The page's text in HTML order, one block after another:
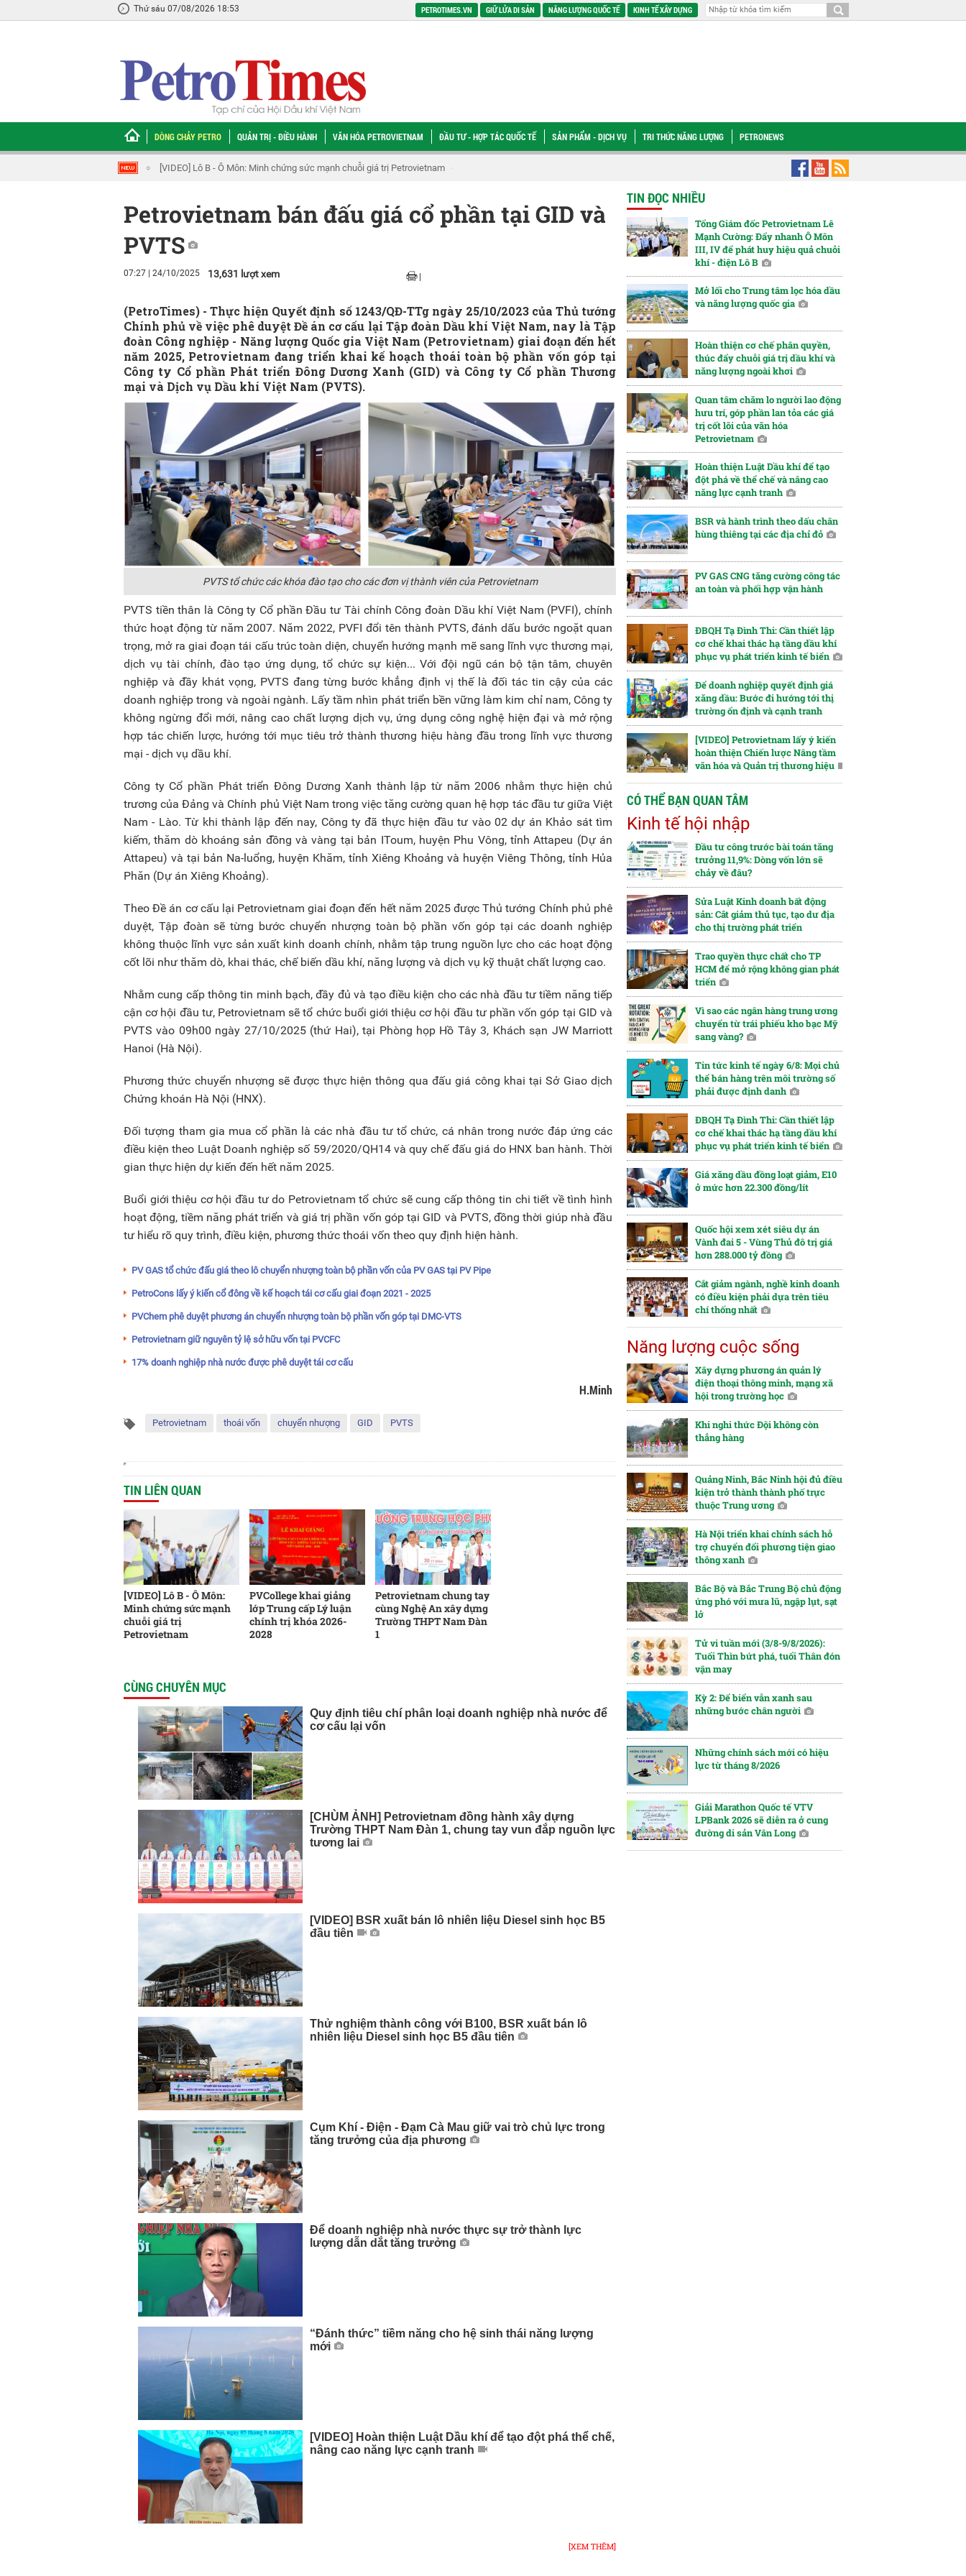
Thứ sáu 07/08/2026 18:53 PETROTIMES.VN GIỮ LỬA DI SẢN NĂNG LƯỢNG QUỐC TẾ KINH TẾ XÂY DỰNG
DÒNG CHẢY PETRO QUẢN TRỊ - ĐIỀU HÀNH VĂN HÓA PETROVIETNAM ĐẦU TƯ - HỢP TÁC QUỐC TẾ SẢN PHẨM - DỊCH VỤ TRI THỨC NĂNG LƯỢNG PETRONEWS
B - Ô Môn: Minh chứng sức mạnh chuỗi giá trị Petrovietnam Quy định tiêu chí phân loại doanh nghiệp nhà nước để cơ cấu lại vốn [CHÙM ẢNH] Petrovietnam đồng hành xây dựng Trường THPT Nam Đàn 1, chung tay vun đắp
Petrovietnam bán đấu giá cổ phần tại GID và
PVTS
07:27 | 24/10/2025 13,631 lượt xem |
(PetroTimes) -Thực hiện Quyết định số 1243/QĐ-TTg ngày 25/10/2023 của Thủ tướng
Chính phủ về việc phê duyệt Đề án cơ cấu lại Tập đoàn Dầu khí Việt Nam, nay là Tập
đoàn Công nghiệp - Năng lượng Quốc gia Việt Nam (Petrovietnam) giai đoạn đến hết
năm 2025, Petrovietnam đang triển khai kế hoạch thoái toàn bộ phần vốn góp tại
Công ty Cổ phần Phát triển Đông Dương Xanh (GID) và Công ty Cổ phần Thương
mại và Dịch vụ Dầu khí Việt Nam (PVTS).
PVTS tổ chức các khóa đào tạo cho các đơn vị thành viên của Petrovietnam
PVTS tiền thân là Công ty Cổ phần Đầu tư Tài chính Công đoàn Dầu khí Việt Nam (PVFI), chính
thức hoạt động từ năm 2007. Năm 2022, PVFI đổi tên thành PVTS, đánh dấu bước ngoặt quan
trọng, mở ra giai đoạn tái cấu trúc toàn diện, chuyển hướng mạnh mẽ sang lĩnh vực thương mại,
dịch vụ tài chính, đào tạo ứng dụng, tổ chức sự kiện... Với đội ngũ cán bộ tận tâm, chuyên
nghiệp và đầy khát vọng, PVTS đang từng bước khẳng định vị thế là đối tác tin cậy của các
doanh nghiệp trong và ngoài ngành. Lấy tầm nhìn phát triển bền vững làm kim chỉ nam, Công ty
không ngừng đổi mới, nâng cao chất lượng dịch vụ, ứng dụng công nghệ hiện đại và mở rộng
hợp tác chiến lược, hướng tới mục tiêu trở thành thương hiệu hàng đầu trong lĩnh vực thương
mại - dịch vụ dầu khí.
Công ty Cổ phần Phát triển Đông Dương Xanh thành lập từ năm 2006 nhằm thực hiện chủ
trương của Đảng và Chính phủ Việt Nam trong việc tăng cường quan hệ hợp tác đầu tư giữa Việt
Nam - Lào. Từ khi thành lập đến nay, Công ty đã thực hiện đầu tư vào 02 dự án Khảo sát tìm
kiếm, thăm dò khoáng sản đồng và vàng tại bản IToum, huyện Phu Vông, tỉnh Attapeu (Dự án
Attapeu) và tại bản Na-luổng, huyện Khăm, tỉnh Xiêng Khoảng và huyện Viêng Thông, tỉnh Hủa
Phăn (Dự án Xiêng Khoảng).
Theo Đề án cơ cấu lại Petrovietnam giai đoạn đến hết năm 2025 được Thủ tướng Chính phủ phê
duyệt, Tập đoàn sẽ từng bước chuyển nhượng toàn bộ phần vốn góp tại các doanh nghiệp
không thuộc lĩnh vực sản xuất kinh doanh chính, nhằm tập trung nguồn lực cho các hoạt động
cốt lõi như thăm dò, khai thác, chế biến dầu khí, năng lượng và dịch vụ kỹ thuật chất lượng cao.
Nhằm cung cấp thông tin minh bạch, đầy đủ và tạo điều kiện cho các nhà đầu tư tiềm năng tiếp
cận cơ hội đầu tư, Petrovietnam sẽ tổ chức buổi giới thiệu cơ hội đầu tư phần vốn góp tại GID và
PVTS vào 09h00 ngày 27/10/2025 (thứ Hai), tại Phòng họp Hồ Tây 3, Khách sạn JW Marriott
Hanoi (Hà Nội).
Phương thức chuyển nhượng sẽ được thực hiện thông qua đấu giá công khai tại Sở Giao dịch
Chứng khoán Hà Nội (HNX).
Đối tượng tham gia mua cổ phần là các nhà đầu tư tổ chức, cá nhân trong nước đáp ứng các
điều kiện theo Luật Doanh nghiệp số 59/2020/QH14 và quy chế đấu giá do HNX ban hành. Thời
gian thực hiện dự kiến đến hết năm 2025.
Buổi giới thiệu cơ hội đầu tư do Petrovietnam tổ chức sẽ cung cấp thông tin chi tiết về tình hình
hoạt động, tiềm năng phát triển và giá trị phần vốn góp tại GID và PVTS, đồng thời giúp nhà đầu
tư hiểu rõ quy trình, điều kiện, phương thức thoái vốn theo quy định hiện hành.
PV GAS tổ chức đấu giá theo lô chuyển nhượng toàn bộ phần vốn của PV GAS tại PV Pipe
PetroCons lấy ý kiến cổ đông về kế hoạch tái cơ cấu giai đoạn 2021 - 2025
PVChem phê duyệt phương án chuyển nhượng toàn bộ phần vốn góp tại DMC-VTS
Petrovietnam giữ nguyên tỷ lệ sở hữu vốn tại PVCFC
17% doanh nghiệp nhà nước được phê duyệt tái cơ cấu
H.Minh
Petrovietnam thoái vốn chuyển nhượng GID PVTS
TIN LIÊN QUAN
[VIDEO] Lô B - Ô Môn:
Minh chứng sức mạnh
chuỗi giá trị
Petrovietnam
PVCollege khai giảng
lớp Trung cấp Lý luận
chính trị khóa 2026-
2028
Petrovietnam chung tay
cùng Nghệ An xây dựng
Trường THPT Nam Đàn
1
CÙNG CHUYÊN MỤC
Quy định tiêu chí phân loại doanh nghiệp nhà nước để
cơ cấu lại vốn
[CHÙM ẢNH] Petrovietnam đồng hành xây dựng
Trường THPT Nam Đàn 1, chung tay vun đắp nguồn lực
tương lai
[VIDEO] BSR xuất bán lô nhiên liệu Diesel sinh học B5
đầu tiên
Thử nghiệm thành công với B100, BSR xuất bán lô
nhiên liệu Diesel sinh học B5 đầu tiên
Cụm Khí - Điện - Đạm Cà Mau giữ vai trò chủ lực trong
tăng trưởng của địa phương
Để doanh nghiệp nhà nước thực sự trở thành lực
lượng dẫn dắt tăng trưởng
“Đánh thức” tiềm năng cho hệ sinh thái năng lượng
mới
[VIDEO] Hoàn thiện Luật Dầu khí để tạo đột phá thể chế,
nâng cao năng lực cạnh tranh
[XEM THÊM]
TIN ĐỌC NHIỀU
Tổng Giám đốc Petrovietnam Lê
Mạnh Cường: Đẩy nhanh Ô Môn
III, IV để phát huy hiệu quả chuỗi
khí - điện Lô B
Mở lối cho Trung tâm lọc hóa dầu
và năng lượng quốc gia
Hoàn thiện cơ chế phân quyền,
thúc đẩy chuỗi giá trị dầu khí và
năng lượng ngoài khơi
Quan tâm chăm lo người lao động
hưu trí, góp phần lan tỏa các giá
trị cốt lõi của văn hóa
Petrovietnam
Hoàn thiện Luật Dầu khí để tạo
đột phá về thể chế và nâng cao
năng lực cạnh tranh
BSR và hành trình theo dấu chân
hùng thiêng tại các địa chỉ đỏ
PV GAS CNG tăng cường công tác
an toàn và phối hợp vận hành
ĐBQH Tạ Đình Thi: Cần thiết lập
cơ chế khai thác hạ tầng dầu khí
phục vụ phát triển kinh tế biển
Để doanh nghiệp quyết định giá
xăng dầu: Bước đi hướng tới thị
trường ổn định và cạnh tranh
[VIDEO] Petrovietnam lấy ý kiến
hoàn thiện Chiến lược Nâng tầm
văn hóa và Quản trị thương hiệu
CÓ THỂ BẠN QUAN TÂM
Kinh tế hội nhập
Đầu tư công trước bài toán tăng
trưởng 11,9%: Dòng vốn lớn sẽ
chảy về đâu?
Sửa Luật Kinh doanh bất động
sản: Cắt giảm thủ tục, tạo dư địa
cho thị trường phát triển
Trao quyền thực chất cho TP
HCM để mở rộng không gian phát
triển
Vì sao các ngân hàng trung ương
chuyển từ trái phiếu kho bạc Mỹ
sang vàng?
Tin tức kinh tế ngày 6/8: Mọi chủ
thể bán hàng trên môi trường số
phải được định danh
ĐBQH Tạ Đình Thi: Cần thiết lập
cơ chế khai thác hạ tầng dầu khí
phục vụ phát triển kinh tế biển
Giá xăng dầu đồng loạt giảm, E10
ở mức hơn 22.300 đồng/lít
Quốc hội xem xét siêu dự án
Vành đai 5 - Vùng Thủ đô trị giá
hơn 288.000 tỷ đồng
Cắt giảm ngành, nghề kinh doanh
có điều kiện phải dựa trên tiêu
chí thống nhất
Năng lượng cuộc sống
Xây dựng phương án quản lý
điện thoại thông minh, mạng xã
hội trong trường học
Khi nghi thức Đội không còn
thẳng hàng
Quảng Ninh, Bắc Ninh hội đủ điều
kiện trở thành thành phố trực
thuộc Trung ương
Hà Nội triển khai chính sách hỗ
trợ chuyển đổi phương tiện giao
thông xanh
Bắc Bộ và Bắc Trung Bộ chủ động
ứng phó với mưa lũ, ngập lụt, sạt
lở
Tử vi tuần mới (3/8-9/8/2026):
Tuổi Thìn bứt phá, tuổi Thân đón
vận may
Kỳ 2: Để biển vẫn xanh sau
những bước chân người
Những chính sách mới có hiệu
lực từ tháng 8/2026
Giải Marathon Quốc tế VTV
LPBank 2026 sẽ diễn ra ở cung
đường di sản Vân Long